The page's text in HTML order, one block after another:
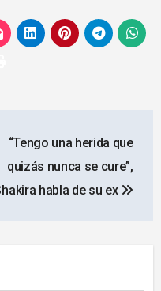
“Tengo una herida que
quizás nunca se cure”,
habla de su ex